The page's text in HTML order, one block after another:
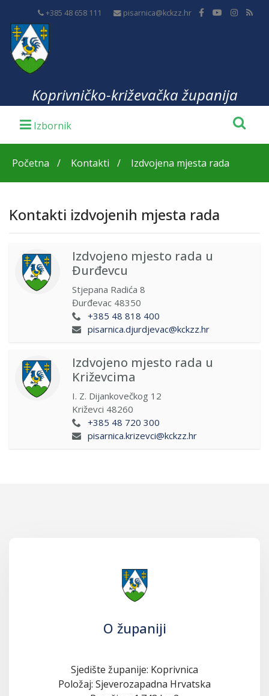
+385 48 658 111 pisarnica@kckzz.hr
Koprivničko-križevačka županija
Početna Kontakti Izdvojena mjesta rada
Kontakti izdvojenih mjesta rada
Izdvojeno mjesto rada u
Đurđevcu
Stjepana Radića 8
Đurđevac 48350
+385 48 818 400
pisarnica.djurdjevac@kckzz.hr
Izdvojeno mjesto rada u
Križevcima
I. Z. Dijankovečkog 12
Križevci 48260
+385 48 720 300
pisarnica.krizevci@kckzz.hr
O županiji
Sjedište županije: Koprivnica
Položaj: Sjeverozapadna Hrvatska